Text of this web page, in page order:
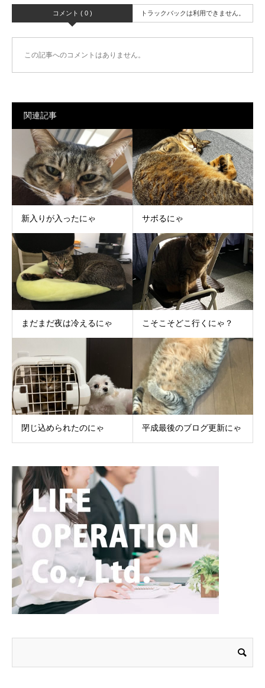
コメント ( 0 ) トラックバックは利用できません。
この記事へのコメントはありません。
関連記事
新入りが入ったにゃ サボるにゃ
まだまだ夜は冷えるにゃ こそこそどこ行くにゃ？
閉じ込められたのにゃ 平成最後のブログ更新にゃ